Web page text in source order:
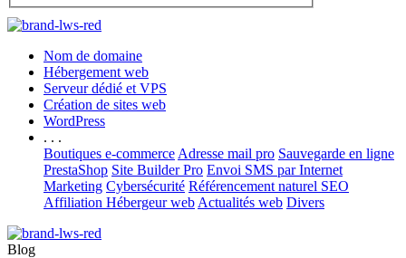
Nom de domaine
Hébergement web
Serveur dédié et VPS
Création de sites web
WordPress
. . .
Boutiques e-commerce Adresse mail pro Sauvegarde en ligne
PrestaShop Site Builder Pro Envoi SMS par Internet
Marketing Cybersécurité Référencement naturel SEO
Affiliation Hébergeur web Actualités web Divers
Blog